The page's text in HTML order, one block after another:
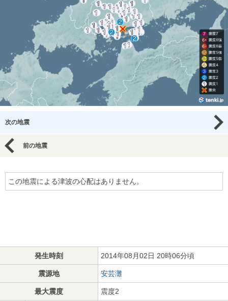
次の地震
前の地震
この地震による津波の心配はありません。
発生時刻 2014年08月02日 20時06分頃
震源地 安芸灘
最大震度 震度2